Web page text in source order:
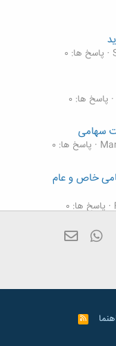
پاسخ ها: 0
پاسخ ها: 0
سهامی
پاسخ ها: 0
خاص و عام
پاسخ ها: 0
Tumblr
WhatsApp
R
S